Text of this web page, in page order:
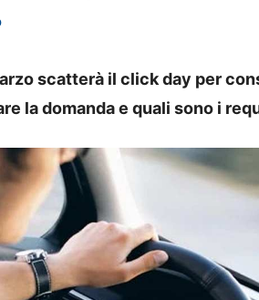
scatterà il click day per
la domanda e quali sono i